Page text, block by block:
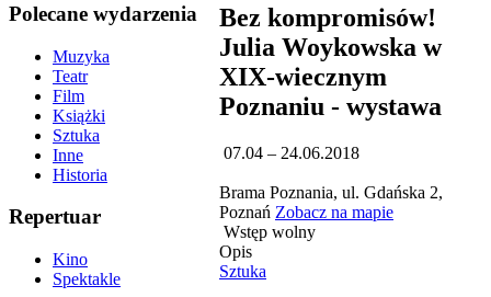
Polecane wydarzenia
Muzyka
Teatr
Film
Książki
Sztuka
Inne
Historia
Repertuar
Kino
Spektakle
Bez kompromisów!
Julia Woykowska w
XIX-wiecznym
Poznaniu - wystawa
07.04 – 24.06.2018
Brama Poznania, ul. Gdańska 2,
Poznań Zobacz na mapie
Wstęp wolny
Opis
Sztuka